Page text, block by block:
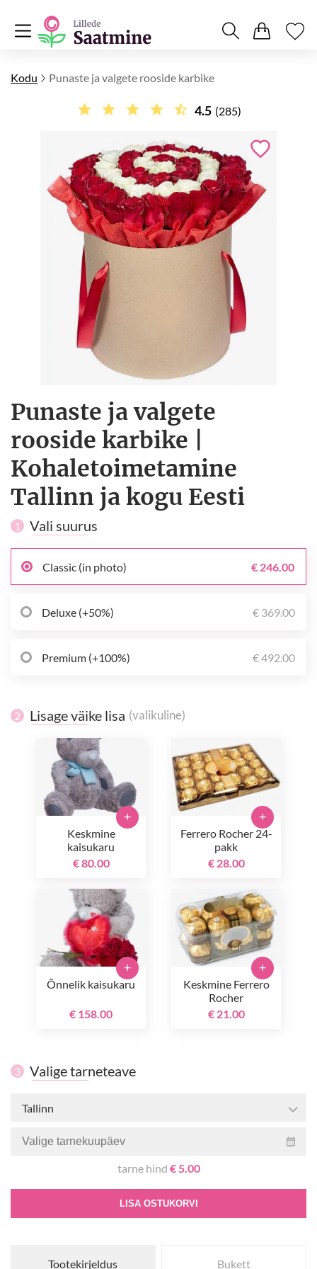
Kodu Punaste ja valgete rooside karbike
4.5 (285)
Punaste ja valgete
rooside karbike |
Kohaletoimetamine
Tallinn ja kogu Eesti
1 Vali suurus
Classic (in photo) € 246.00
Deluxe (+50%) € 369.00
Premium (+100%) € 492.00
2 Lisage väike lisa (valikuline)
Keskmine
kaisukaru
€ 80.00
+
Ferrero Rocher 24-
pakk
€ 28.00
+
Õnnelik kaisukaru
€ 158.00
+
Keskmine Ferrero
Rocher
€ 21.00
+
3 Valige tarneteave
Tallinn
tarne hind € 5.00
LISA OSTUKORVI
Tootekirjeldus Bukett